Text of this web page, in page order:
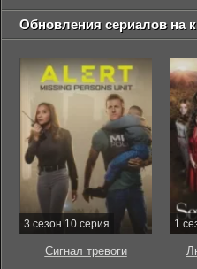
Обновления сериалов на
3 сезон 10 серия
Сигнал тревоги
1